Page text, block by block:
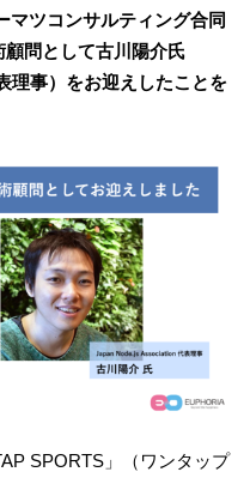
マツコンサルティング合同
問として古川陽介氏
理事）をお迎えしたことを
SPORTS」（ワンタップ